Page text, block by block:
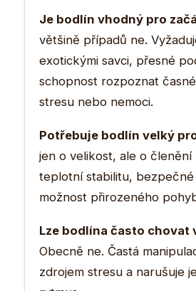
Je bodlín vhodný pro
většině případů ne.
exotickými savci, přesné
schopnost rozpoznat
stresu nebo nemoci.
Potřebuje bodlín velký
jen o velikost, ale o
teplotní stabilitu,
možnost přirozeného
Lze bodlína často chovat
Obecně ne. Častá
zdrojem stresu a narušuje